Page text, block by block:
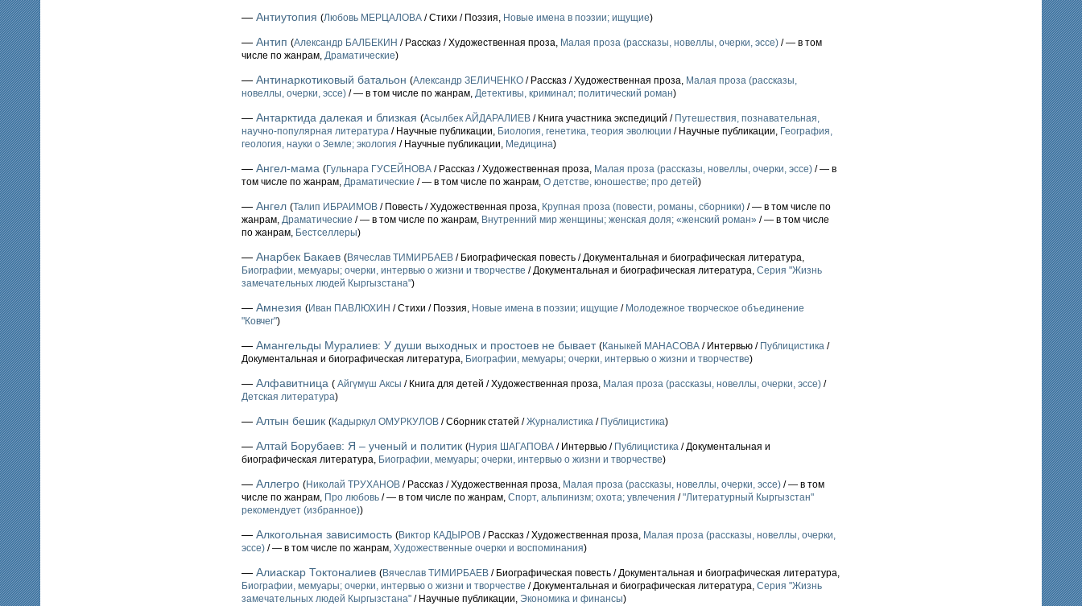
— Антиутопия (Любовь МЕРЦАЛОВА / Стихи / Поэзия, Новые имена в поэзии; ищущие)
— Антип (Александр БАЛБЕКИН / Рассказ / Художественная проза, Малая проза (рассказы, новеллы, очерки, эссе) / — в том
числе по жанрам, Драматические)
— Антинаркотиковый батальон (Александр ЗЕЛИЧЕНКО / Рассказ / Художественная проза, Малая проза (рассказы,
новеллы, очерки, эссе) / — в том числе по жанрам, Детективы, криминал; политический роман)
— Антарктида далекая и близкая (Асылбек АЙДАРАЛИЕВ / Книга участника экспедиций / Путешествия, познавательная,
научно-популярная литература / Научные публикации, Биология, генетика, теория эволюции / Научные публикации, География,
геология, науки о Земле; экология / Научные публикации, Медицина)
— Ангел-мама (Гульнара ГУСЕЙНОВА / Рассказ / Художественная проза, Малая проза (рассказы, новеллы, очерки, эссе) / — в
том числе по жанрам, Драматические / — в том числе по жанрам, О детстве, юношестве; про детей)
— Ангел (Талип ИБРАИМОВ / Повесть / Художественная проза, Крупная проза (повести, романы, сборники) / — в том числе по
жанрам, Драматические / — в том числе по жанрам, Внутренний мир женщины; женская доля; «женский роман» / — в том числе
по жанрам, Бестселлеры)
— Анарбек Бакаев (Вячеслав ТИМИРБАЕВ / Биографическая повесть / Документальная и биографическая литература,
Биографии, мемуары; очерки, интервью о жизни и творчестве / Документальная и биографическая литература, Серия "Жизнь
замечательных людей Кыргызстана")
— Амнезия (Иван ПАВЛЮХИН / Стихи / Поэзия, Новые имена в поэзии; ищущие / Молодежное творческое объединение
"Ковчег")
— Амангельды Муралиев: У души выходных и простоев не бывает (Каныкей МАНАСОВА / Интервью / Публицистика /
Документальная и биографическая литература, Биографии, мемуары; очерки, интервью о жизни и творчестве)
— Алфавитница ( Айгүмүш Аксы / Книга для детей / Художественная проза, Малая проза (рассказы, новеллы, очерки, эссе) /
Детская литература)
— Алтын бешик (Кадыркул ОМУРКУЛОВ / Сборник статей /Журналистика / Публицистика)
— Алтай Борубаев: Я – ученый и политик (Нурия ШАГАПОВА / Интервью / Публицистика / Документальная и
биографическая литература, Биографии, мемуары; очерки, интервью о жизни и творчестве)
— Аллегро (Николай ТРУХАНОВ / Рассказ / Художественная проза, Малая проза (рассказы, новеллы, очерки, эссе) / — в том
числе по жанрам, Про любовь / — в том числе по жанрам, Спорт, альпинизм; охота; увлечения /"Литературный Кыргызстан"
рекомендует (избранное))
— Алкогольная зависимость (Виктор КАДЫРОВ / Рассказ / Художественная проза, Малая проза (рассказы, новеллы, очерки,
эссе) / — в том числе по жанрам, Художественные очерки и воспоминания)
— Алиаскар Токтоналиев (Вячеслав ТИМИРБАЕВ / Биографическая повесть / Документальная и биографическая литература,
Биографии, мемуары; очерки, интервью о жизни и творчестве / Документальная и биографическая литература, Серия "Жизнь
замечательных людей Кыргызстана" / Научные публикации, Экономика и финансы)